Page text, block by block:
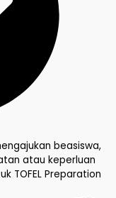
beasiswa,
atau keperluan
TOFEL Preparation